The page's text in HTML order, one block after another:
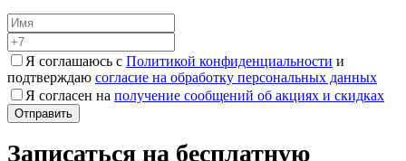
Я соглашаюсь с Политикой конфиденциальности и
подтверждаю согласие на обработку персональных данных
Я согласен на получение сообщений об акциях и скидках
Записаться на бесплатную